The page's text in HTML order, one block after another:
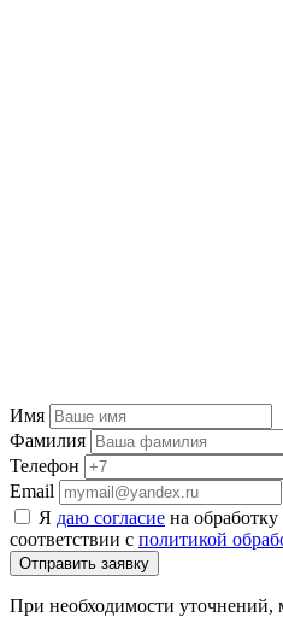
Имя
Фамилия
Телефон
Email
Я даю согласие на
соответствии с политикой
Отправить заявку
При необходимости уточнений,